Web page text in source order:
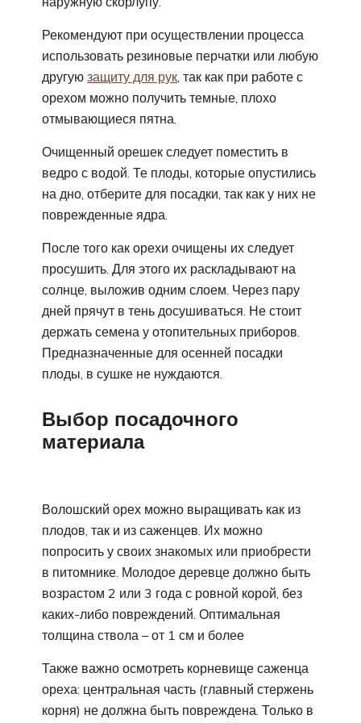
Рекомендуют при осуществлении процесса
использовать резиновые перчатки или любую
другую защиту для рук , так как при работе с
орехом можно получить темные, плохо
отмывающиеся пятна.
Очищенный орешек следует поместить в
ведро с водой. Те плоды, которые опустились
на дно, отберите для посадки, так как у них не
поврежденные ядра.
После того как орехи очищены их следует
просушить. Для этого их раскладывают на
солнце, выложив одним слоем. Через пару
дней прячут в тень досушиваться. Не стоит
держать семена у отопительных приборов.
Предназначенные для осенней посадки
плоды, в сушке не нуждаются.
Выбор посадочного
материала
Волошский орех можно выращивать как из
плодов, так и из саженцев. Их можно
попросить у своих знакомых или приобрести
в питомнике. Молодое деревце должно быть
возрастом 2 или 3 года с ровной корой, без
каких-либо повреждений. Оптимальная
толщина ствола – от 1 см и более
Также важно осмотреть корневище саженца
ореха: центральная часть (главный стержень
корня) не должна быть повреждена. Только в